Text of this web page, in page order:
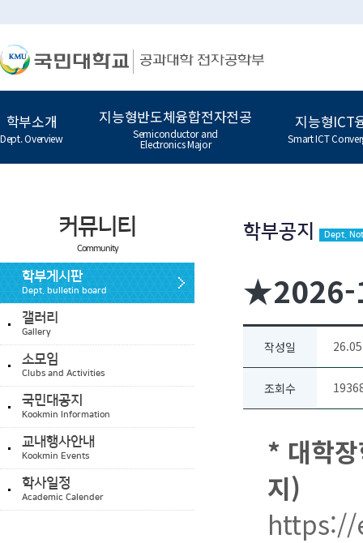
학부소개
Dept. Overview
지능형반도체융합전자전공
Semiconductor and
Electronics Major
지능형ICT
Smart ICT
커뮤니티
Community
학부게시판
Dept. bulletin board
갤러리
Gallery
소모임
Clubs and Activities
국민대공지
Kookmin Information
교내행사안내
Kookmin Events
학사일정
Academic Calender
학부공지 Dept.
★2026-
작성일
조회수
* 대학
지)
https://